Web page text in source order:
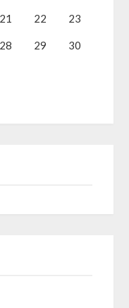
21 22 23
28 29 30